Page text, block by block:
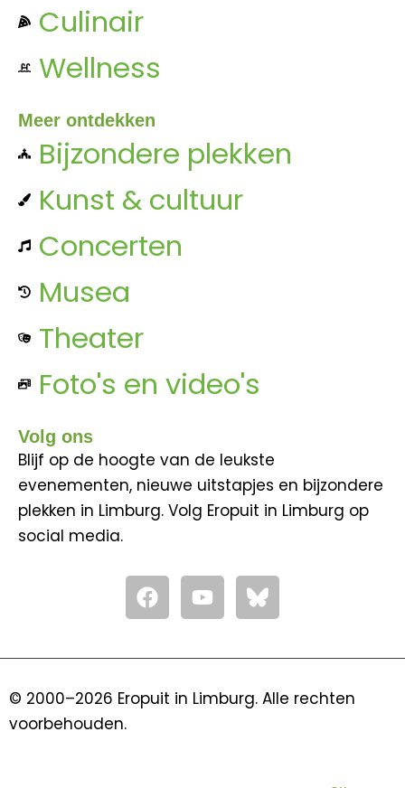
Culinair
Wellness
Meer ontdekken
Bijzondere plekken
Kunst & cultuur
Concerten
Musea
Theater
Foto's en video's
Volg ons
Blijf op de hoogte van de leukste
evenementen, nieuwe uitstapjes en bijzondere
plekken in Limburg. Volg Eropuit in Limburg op
social media.
F
a
c
o
Y
o
u
b
© 2000–2026 Eropuit in Limburg. Alle rechten
voorbehouden.